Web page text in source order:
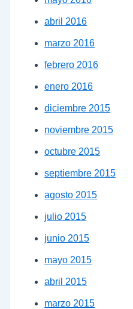
abril 2016
marzo 2016
febrero 2016
enero 2016
diciembre 2015
noviembre 2015
octubre 2015
septiembre 2015
agosto 2015
julio 2015
junio 2015
mayo 2015
abril 2015
marzo 2015